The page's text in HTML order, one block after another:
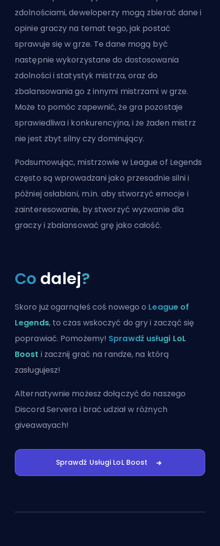
zdolnościami, deweloperzy mogą zbierać dane i
opinie graczy na temat tego, jak postać
sprawuje się w grze. Te dane mogą być
następnie wykorzystane do dostosowania
zdolności i statystyk mistrza, oraz do
zbalansowania go z innymi mistrzami w grze.
Może to pomóc zapewnić, że gra pozostaje
sprawiedliwa i konkurencyjna, i że żaden mistrz
nie jest zbyt silny czy dominujący.
Podsumowując, mistrzowie w League of Legends
często są wprowadzani jako przesadnie silni i
później osłabiani, m.in. aby stworzyć emocje i
zainteresowanie, by stworzyć wyzwanie dla
graczy i zbalansować grę jako całość.
Co dalej?
Skoro już ogarnąłeś coś nowego o League of
Legends, to czas wskoczyć do gry i zacząć się
poprawiać. Pomożemy! Sprawdź usługi LoL
Boost i zacznij grać na randze, na którą
zasługujesz!
Alternatywnie możeszdołączyć do naszego
Discord Servera i brać udział w różnych
giveawayach!
Sprawdź Usługi LoL Boost